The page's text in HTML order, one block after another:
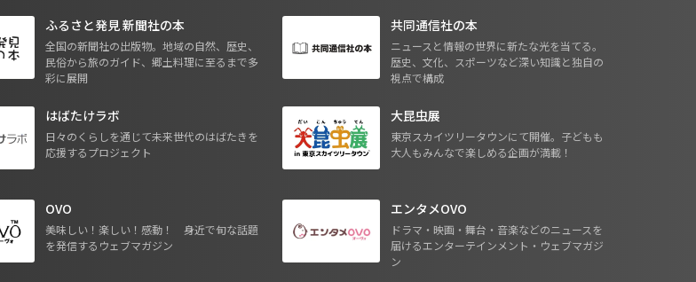
ふるさと発見 新聞社の本
全国の新聞社の出版物。地域の自然、歴史、
民俗から旅のガイド、郷土料理に至るまで多
彩に展開
共同通信社の本
ニュースと情報の世界に新たな光を当てる。
歴史、文化、スポーツなど深い知識と独自の
視点で構成
はばたけラボ
日々のくらしを通じて未来世代のはばたきを
応援するプロジェクト
大昆虫展
東京スカイツリータウンにて開催。子どもも
大人もみんなで楽しめる企画が満載！
OVO
美味しい！楽しい！感動！ 身近で旬な話題
を発信するウェブマガジン
エンタメOVO
ドラマ・映画・舞台・音楽などのニュースを
届けるエンターテインメント・ウェブマガジ
ン